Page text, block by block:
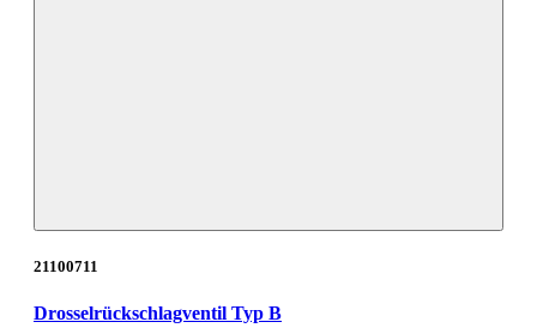
21100711
Drosselrückschlagventil Typ B